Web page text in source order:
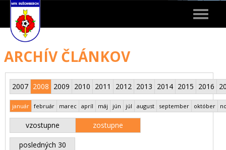
Toggle
ARCHÍV ČLÁNKOV
2007 2008 2009 2010 2011 2012 2013 2014 2015 2016
január február marec apríl máj jún júl august september október
vzostupne zostupne
posledných 30